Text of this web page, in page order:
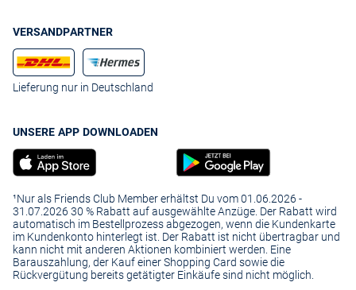
VERSANDPARTNER
Lieferung nur in Deutschland
UNSERE APP DOWNLOADEN
¹Nur als Friends Club Member erhältst Du vom 01.06.2026 -
31.07.2026 30 % Rabatt auf ausgewählte Anzüge. Der Rabatt wird
automatisch im Bestellprozess abgezogen, wenn die Kundenkarte
im Kundenkonto hinterlegt ist. Der Rabatt ist nicht übertragbar und
kann nicht mit anderen Aktionen kombiniert werden. Eine
Barauszahlung, der Kauf einer Shopping Card sowie die
Rückvergütung bereits getätigter Einkäufe sind nicht möglich.